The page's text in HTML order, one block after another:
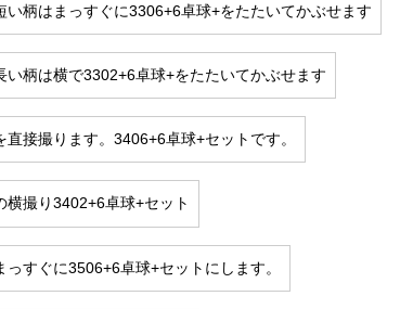
い柄はまっすぐに3306+6卓球+をたたいてかぶせます
い柄は横で3302+6卓球+をたたいてかぶせます
直接撮ります。3406+6卓球+セットです。
横撮り3402+6卓球+セット
すぐに3506+6卓球+セットにします。